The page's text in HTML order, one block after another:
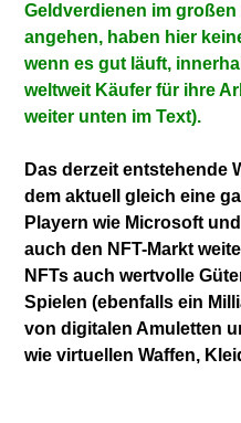
Geldverdienen im
angehen, haben hier
wenn es gut läuft,
weltweit Käufer für ihre
weiter unten im Text).
Das derzeit entstehende
dem aktuell gleich eine
Playern wie Microsoft
auch den NFT-Markt
NFTs auch wertvolle
Spielen (ebenfalls ein
von digitalen Amuletten
wie virtuellen Waffen,